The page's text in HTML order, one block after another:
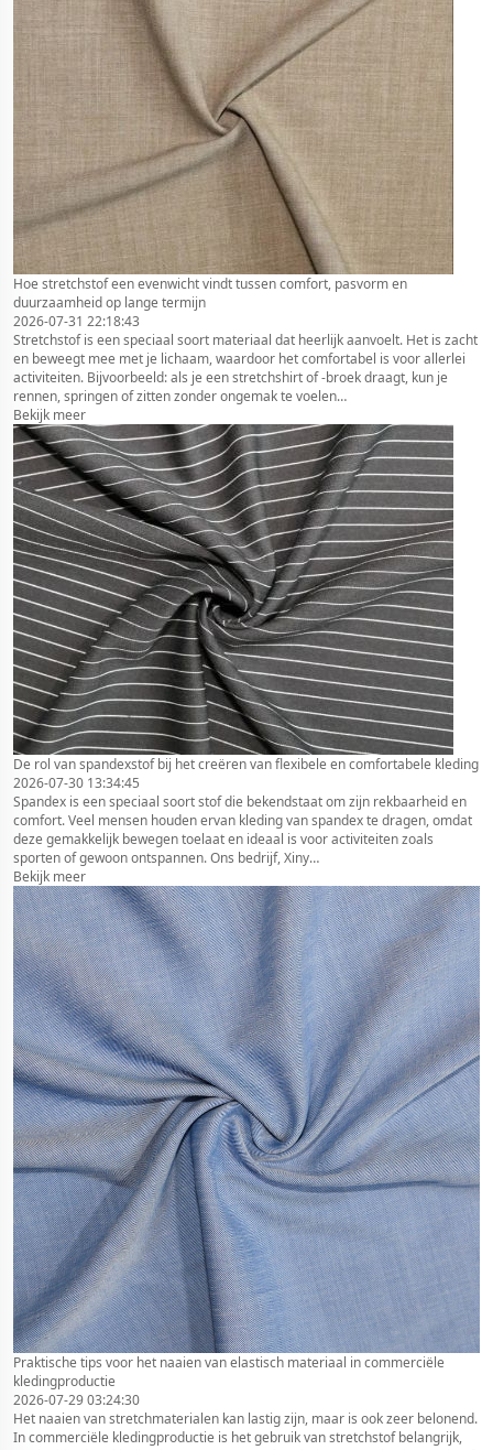
Hoe stretchstof een evenwicht vindt tussen comfort, pasvorm en
duurzaamheid op lange termijn
2026-07-31 22:18:43
Stretchstof is een speciaal soort materiaal dat heerlijk aanvoelt. Het is zacht
en beweegt mee met je lichaam, waardoor het comfortabel is voor allerlei
activiteiten. Bijvoorbeeld: als je een stretchshirt of -broek draagt, kun je
rennen, springen of zitten zonder ongemak te voelen…
Bekijk meer
De rol van spandexstof bij het creëren van flexibele en comfortabele kleding
2026-07-30 13:34:45
Spandex is een speciaal soort stof die bekendstaat om zijn rekbaarheid en
comfort. Veel mensen houden ervan kleding van spandex te dragen, omdat
deze gemakkelijk bewegen toelaat en ideaal is voor activiteiten zoals
sporten of gewoon ontspannen. Ons bedrijf, Xiny…
Bekijk meer
Praktische tips voor het naaien van elastisch materiaal in commerciële
kledingproductie
2026-07-29 03:24:30
Het naaien van stretchmaterialen kan lastig zijn, maar is ook zeer belonend.
In commerciële kledingproductie is het gebruik van stretchstof belangrijk,